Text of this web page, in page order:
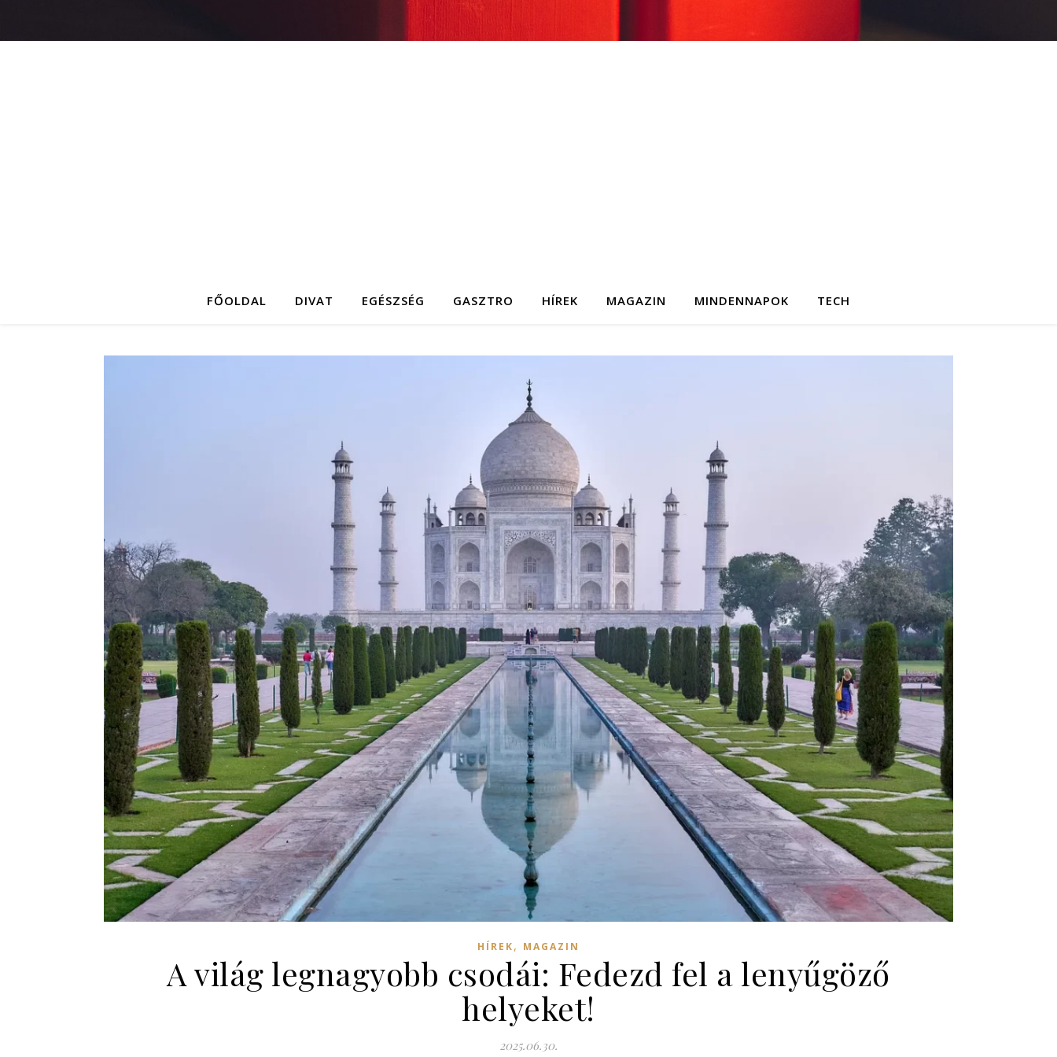
FŐOLDAL DIVAT EGÉSZSÉG GASZTRO HÍREK MAGAZIN MINDENNAPOK TECH
HÍREK, MAGAZIN
A világ legnagyobb csodái: Fedezd fel a lenyűgöző
helyeket!
2025.06.30.